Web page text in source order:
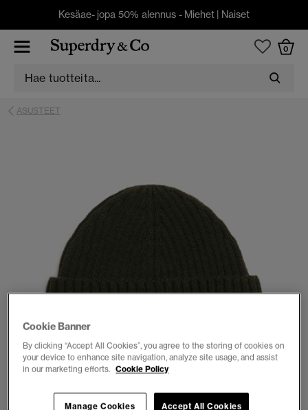
Kesäae- jopa 50% alennus - Miehet | Naiset
0
ASUSTEET
Cookie Banner
By clicking “Accept All Cookies”, you agree to the storing of cookies on
your device to enhance site navigation, analyze site usage, and assist
in our marketing efforts. Cookie Policy
Accept All Cookies
Manage Cookies